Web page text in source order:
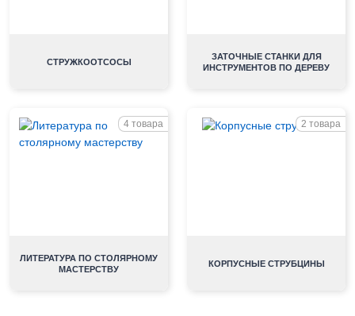
СТРУЖКООТСОСЫ
ЗАТОЧНЫЕ СТАНКИ ДЛЯ
ИНСТРУМЕНТОВ ПО ДЕРЕВУ
4 товара
ЛИТЕРАТУРА ПО СТОЛЯРНОМУ
МАСТЕРСТВУ
2 товара
КОРПУСНЫЕ СТРУБЦИНЫ